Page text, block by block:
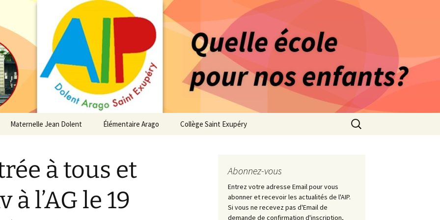
– Association Indépendante
d'élèves depuis 1981
des enfants du secteur scolaire Dolent-Arago-Saint Exupéry
l’AIP
Maternelle Jean Dolent
Infos pratiques
Maternelle
Élémentaire Arago
Infos pratiques
Élémentaire
Collège Saint Exupéry
Infos pratiques Collège
Rechercher :
à tous et
l’AG le 19
Abonnez-vous
Entrez votre adresse Email pour vous
abonner et recevoir les actualités de l'AIP.
Si vous ne recevez pas d'Email de
demande de confirmation d'inscription,